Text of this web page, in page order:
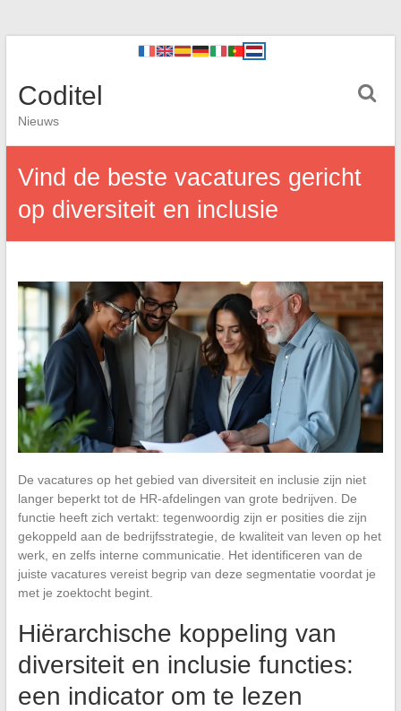
Coditel
Nieuws
Vind de beste vacatures gericht
op diversiteit en inclusie
De vacatures op het gebied van diversiteit en inclusie zijn niet
langer beperkt tot de HR-afdelingen van grote bedrijven. De
functie heeft zich vertakt: tegenwoordig zijn er posities die zijn
gekoppeld aan de bedrijfsstrategie, de kwaliteit van leven op het
werk, en zelfs interne communicatie. Het identificeren van de
juiste vacatures vereist begrip van deze segmentatie voordat je
met je zoektocht begint.
Hiërarchische koppeling van
diversiteit en inclusie functies:
een indicator om te lezen